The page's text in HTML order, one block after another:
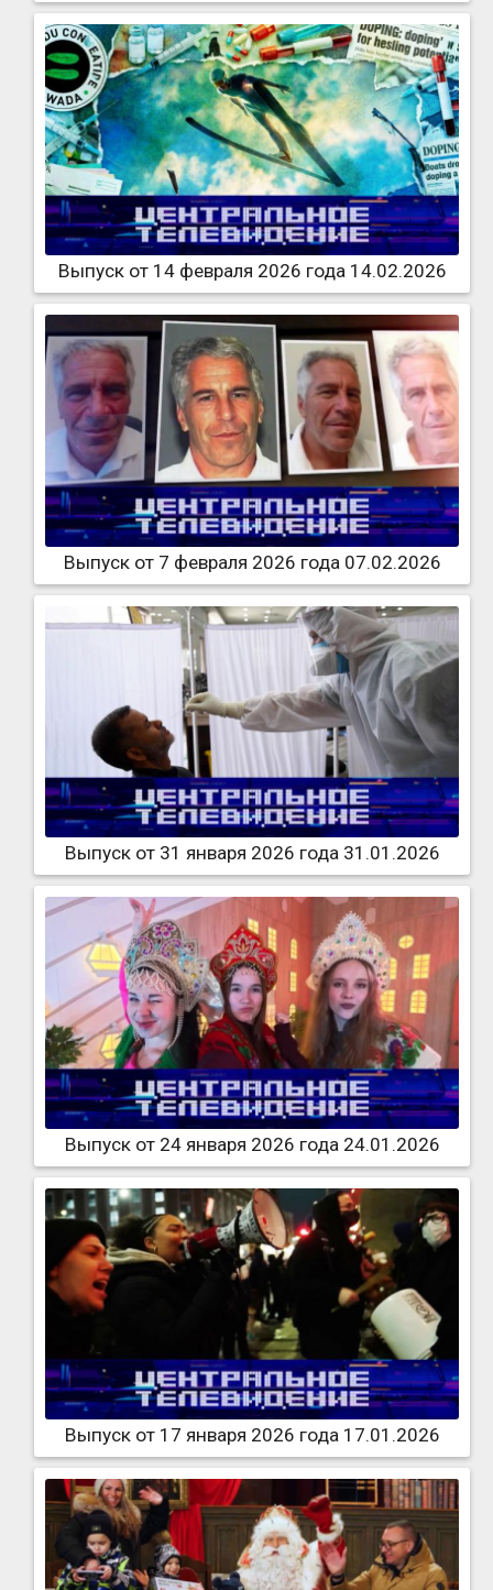
Выпуск от 14 февраля 2026 года 14.02.2026
Выпуск от 7 февраля 2026 года 07.02.2026
Выпуск от 31 января 2026 года 31.01.2026
Выпуск от 24 января 2026 года 24.01.2026
Выпуск от 17 января 2026 года 17.01.2026